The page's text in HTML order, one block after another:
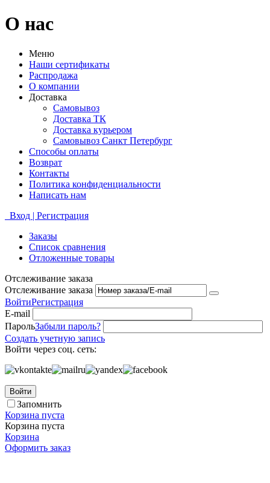
О нас
Меню
Наши сертификаты
Распродажа
О компании
Доставка
Самовывоз
Доставка ТК
Доставка курьером
Самовывоз Санкт Петербург
Способы оплаты
Возврат
Контакты
Политика конфиденциальности
Написать нам
Вход | Регистрация
Заказы
Список сравнения
Отложенные товары
Отслеживание заказа
Отслеживание заказа
ВойтиРегистрация
E-mail
ПарольЗабыли пароль?
Создать учетную запись
Войти через соц. сеть:
Войти
Запомнить
Корзина пуста
Корзина пуста
Корзина
Оформить заказ